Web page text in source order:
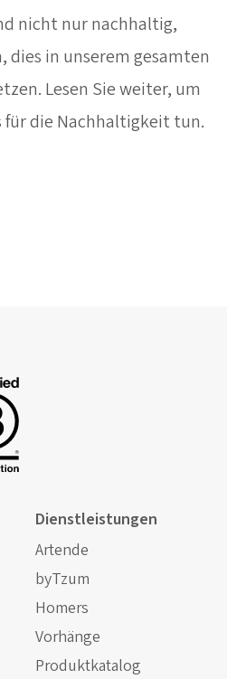
nicht nur nachhaltig,
dies in unserem gesamten
Lesen Sie weiter, um
für die Nachhaltigkeit tun.
Dienstleistungen
Artende
byTzum
Homers
Vorhänge
Produktkatalog